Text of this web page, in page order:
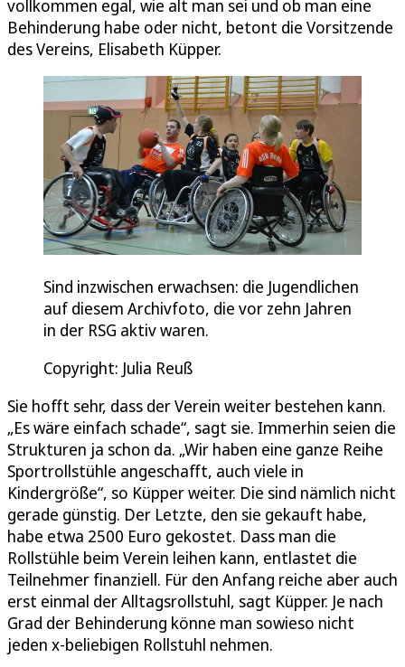
vollkommen egal, wie alt man sei und ob man eine
Behinderung habe oder nicht, betont die Vorsitzende
des Vereins, Elisabeth Küpper.
Sind inzwischen erwachsen: die Jugendlichen
auf diesem Archivfoto, die vor zehn Jahren
in der RSG aktiv waren.
Copyright: Julia Reuß
Sie hofft sehr, dass der Verein weiter bestehen kann.
„Es wäre einfach schade“, sagt sie. Immerhin seien die
Strukturen ja schon da. „Wir haben eine ganze Reihe
Sportrollstühle angeschafft, auch viele in
Kindergröße“, so Küpper weiter. Die sind nämlich nicht
gerade günstig. Der Letzte, den sie gekauft habe,
habe etwa 2500 Euro gekostet. Dass man die
Rollstühle beim Verein leihen kann, entlastet die
Teilnehmer finanziell. Für den Anfang reiche aber auch
erst einmal der Alltagsrollstuhl, sagt Küpper. Je nach
Grad der Behinderung könne man sowieso nicht
jeden x-beliebigen Rollstuhl nehmen.